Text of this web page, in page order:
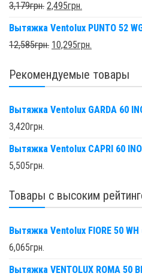
3,179грн. 2,495грн.
Вытяжка Ventolux PUNTO 52
12,585грн. 10,295грн.
Рекомендуемые товары
Вытяжка Ventolux GARDA 60
3,420грн.
Вытяжка Ventolux CAPRI 60
5,505грн.
Товары с высоким
Вытяжка Ventolux FIORE 50 WH
6,065грн.
Вытяжка VENTOLUX ROMA 50